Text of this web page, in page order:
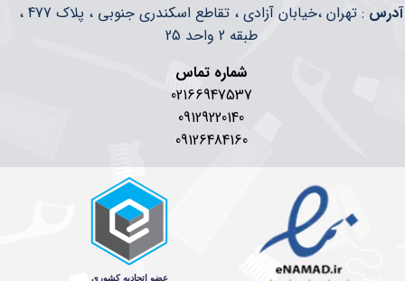
​​آدرس
: تهران ،خیابان آزادی ، تقاطع اسکندری جنوبی ، پلاک 477 ،
طبقه 2 واحد 25
شماره تماس
02166947537
09129220140
09126484160